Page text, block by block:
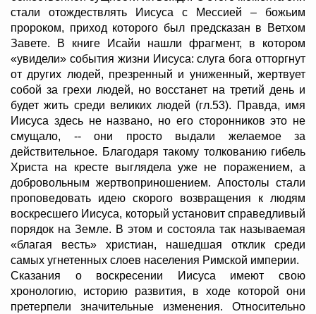
стали отождествлять Иисуса с Мессией – божьим
пророком, приход которого был предсказан в Ветхом
Завете. В книге Исайи нашли фрагмент, в котором
«увидели» события жизни Иисуса: слуга бога отторгнут
от других людей, презренный и униженный, жертвует
собой за грехи людей, но восстанет на третий день и
будет жить среди великих людей (гл.53). Правда, имя
Иисуса здесь не названо, но его сторонников это не
смущало, -- они просто выдали желаемое за
действительное. Благодаря такому толкованию гибель
Христа на кресте выглядела уже не поражением, а
добровольным жертвоприношением. Апостолы стали
проповедовать идею скорого возвращения к людям
воскресшего Иисуса, который установит справедливый
порядок на Земле. В этом и состояла так называемая
«благая весть» христиан, нашедшая отклик среди
самых угнетенных слоев населения Римской империи.
Сказания о воскресении Иисуса имеют свою
хронологию, историю развития, в ходе которой они
претерпели значительные изменения. Относительно